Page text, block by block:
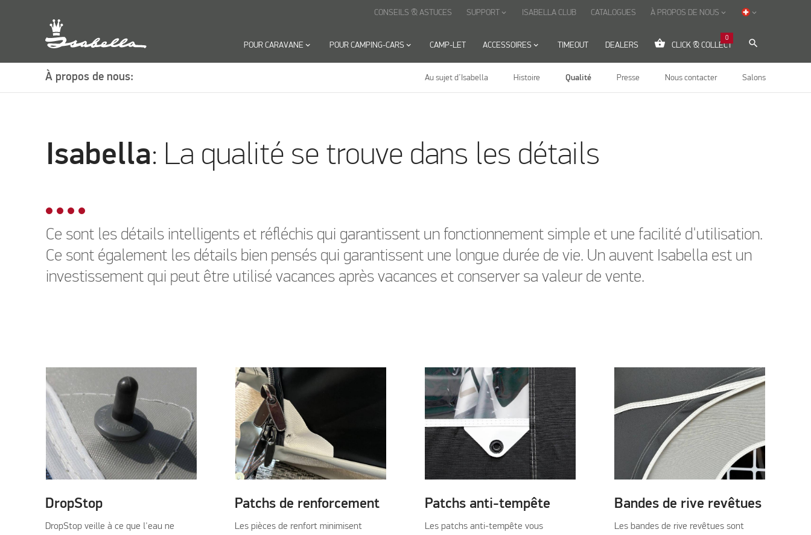
POUR CARAVANE keyboard_arrow_down POUR CAMPING-CARSkeyboard_arrow_down CAMP-LET ACCESSOIRES keyboard_arrow_down TIMEOUT DEALERS shopping_basket CLICK & COLLECT
0
search
CONSEILS & ASTUCES SUPPORT keyboard_arrow_down ISABELLA CLUB CATALOGUES À PROPOS DE NOUS keyboard_arrow_down keyboard_arrow_down
À propos de nous: Au sujet d’Isabella Histoire Qualité Presse Nous contacter Salons
Isabella: La qualité se trouve dans les détails
Ce sont les détails intelligents et réfléchis qui garantissent un fonctionnement simple et une facilité d'utilisation.
Ce sont également les détails bien pensés qui garantissent une longue durée de vie. Un auvent Isabella est un
investissement qui peut être utilisé vacances après vacances et conserver sa valeur de vente.
DropStop
DropStop veille à ce que l'eau ne
Patchs de renforcement
Les pièces de renfort minimisent
Patchs anti-tempête
Les patchs anti-tempête vous
Bandes de rive revêtues
Les bandes de rive revêtues sont